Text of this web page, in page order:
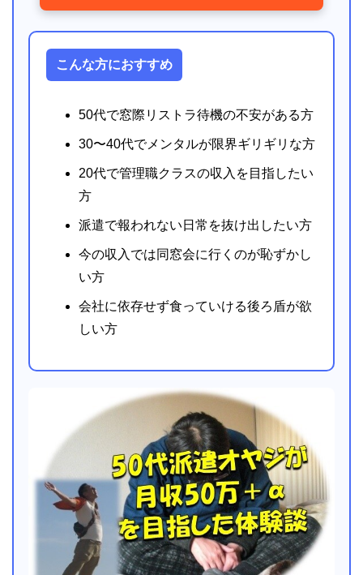
こんな方におすすめ
50代で窓際リストラ待機の不安がある方
30〜40代でメンタルが限界ギリギリな方
20代で管理職クラスの収入を目指したい
方
派遣で報われない日常を抜け出したい方
今の収入では同窓会に行くのが恥ずかし
い方
会社に依存せず食っていける後ろ盾が欲
しい方